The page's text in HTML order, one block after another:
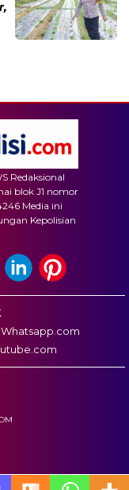
Redaksional
blok J1 nomor
Media ini
Kepolisian
Whatsapp.com